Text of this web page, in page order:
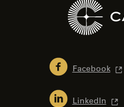
Facebook
LinkedIn